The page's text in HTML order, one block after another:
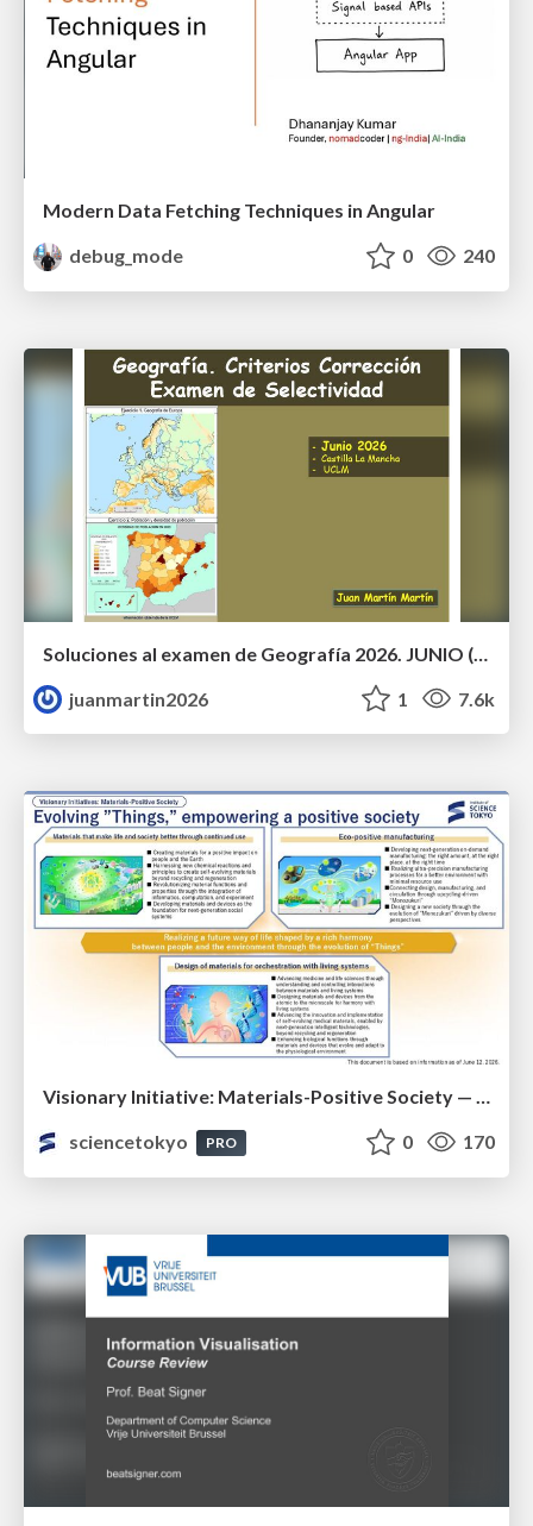
Modern Data Fetching Techniques in Angular
debug_mode
0 240
juanmartin2026
1 7.6k
Visionary Initiative: Materials-Positive Society — Evolving “Things,” empowering a positive society | Science Tokyo
sciencetokyo
PRO 0 170